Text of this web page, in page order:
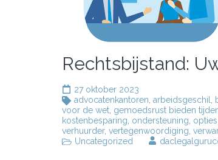
Rechtsbijstand:
27 oktober 2023
advocatenkantoren arbeidsgeschil
voor de wet gemoedsrust bieden
kostenbesparing ondersteuning
verhuurder, vertegenwoordiging
Uncategorized